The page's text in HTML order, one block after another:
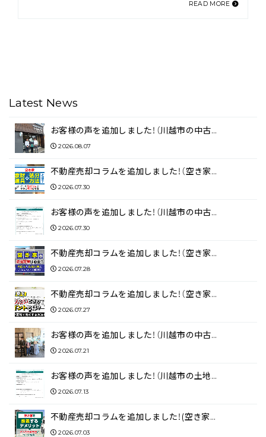
READ MORE
Latest News
お客様の声を追加しました！（川越市の中古…
2026.08.07
不動産売却コラムを追加しました！（空き家…
2026.07.30
お客様の声を追加しました！（川越市の中古…
2026.07.30
不動産売却コラムを追加しました！（空き家…
2026.07.28
不動産売却コラムを追加しました！（空き家…
2026.07.27
お客様の声を追加しました！（川越市の中古…
2026.07.21
お客様の声を追加しました！（川越市の土地…
2026.07.13
不動産売却コラムを追加しました！(空き家…
2026.07.03